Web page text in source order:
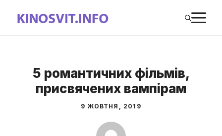
вмісту
5 романтичних фільмів,
присвячених вампірам
9 ЖОВТНЯ, 2019